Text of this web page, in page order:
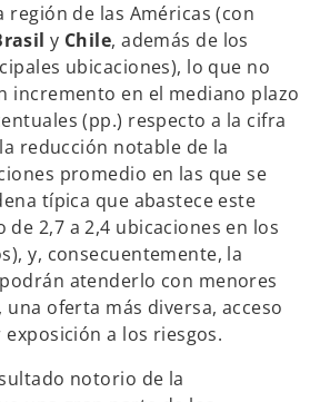
región de las Américas (con
y Chile, además de los
ubicaciones), lo que no
incremento en el mediano plazo
(pp.) respecto a la cifra
reducción notable de la
promedio en las que se
típica que abastece este
de 2,7 a 2,4 ubicaciones en los
y, consecuentemente, la
atenderlo con menores
una oferta más diversa, acceso
a los riesgos.
notorio de la